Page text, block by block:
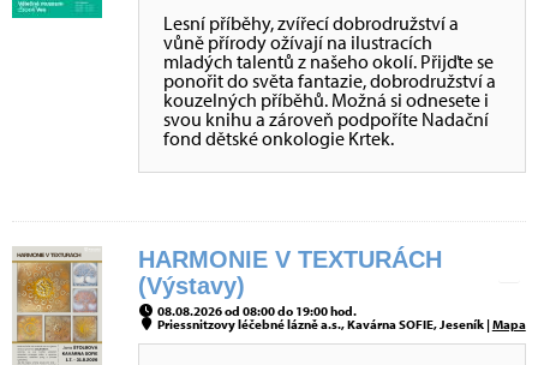
Lesní příběhy, zvířecí dobrodružství a
vůně přírody ožívají na ilustracích
mladých talentů z našeho okolí. Přijďte se
ponořit do světa fantazie, dobrodružství a
kouzelných příběhů. Možná si odnesete i
svou knihu a zároveň podpoříte Nadační
fond dětské onkologie Krtek.
HARMONIE V TEXTURÁCH
(Výstavy)
08.08.2026 od 08:00 do 19:00 hod.
Priessnitzovy léčebné lázně a.s., Kavárna SOFIE, Jeseník |Mapa